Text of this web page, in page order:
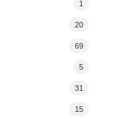
1
20
69
5
31
15